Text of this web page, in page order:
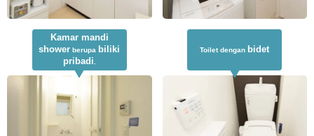
Kamar mandi
shower berupa biliki
pribadi
Toilet dengan bidet